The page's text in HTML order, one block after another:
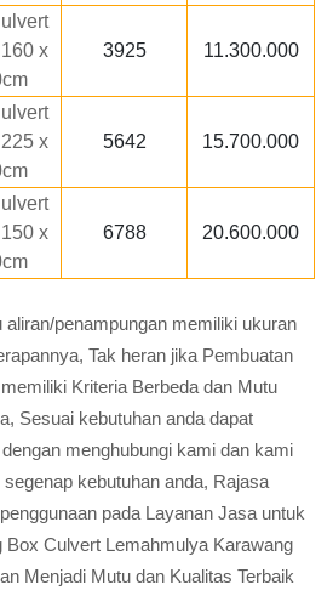
x
3925 11.300.000
x
5642 15.700.000
x
6788 20.600.000
penampungan memiliki ukuran
Tak heran jika Pembuatan
Kriteria Berbeda dan Mutu
Sesuai kebutuhan anda dapat
menghubungi kami dan kami
kebutuhan anda, Rajasa
pada Layanan Jasa untuk
Culvert Lemahmulya Karawang
Menjadi Mutu dan Kualitas Terbaik